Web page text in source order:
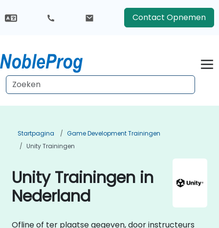
Contact Opnemen
Startpagina
Game Development Trainingen
Unity Trainingen
Unity Trainingen in
Nederland
Ofline of ter plaatse gegeven, door instructeurs